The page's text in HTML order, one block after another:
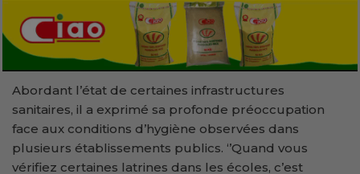
Abordant l’état de certaines infrastructures
sanitaires, il a exprimé sa profonde préoccupation
face aux conditions d’hygiène observées dans
plusieurs établissements publics. ‘’Quand vous
vérifiez certaines latrines dans les écoles, c’est